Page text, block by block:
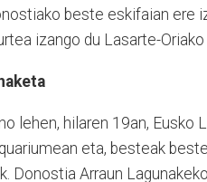
beste eskifaian ere
izango du Lasarte-
lehen, hilaren 19an,
eta, besteak
Donostia Arraun